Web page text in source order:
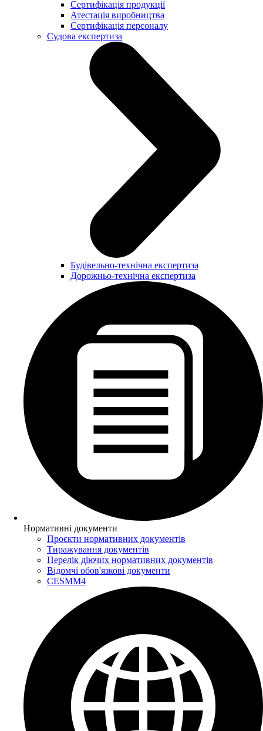
Сертифікація продукції
Атестація виробництва
Сертифікація персоналу
Судова експертиза
Будівельно-технічна експертиза
Дорожньо-технічна експертиза
Нормативні документи
Проєкти нормативних документів
Тиражування документів
Перелік діючих нормативних документів
Відомчі обов'язкові документи
CESMM4